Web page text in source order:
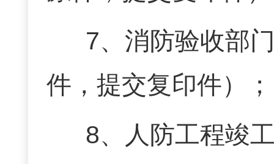
7、消防验收部
件，提交复印件）；
8、人防工程竣